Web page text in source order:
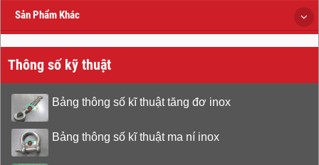
Sản Phẩm Khác
Thông số kỹ thuật
Bảng thông số kĩ thuật tăng đơ inox
Bảng thông số kĩ thuật ma ní inox